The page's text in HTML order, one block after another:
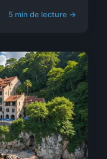
5 min de lecture →